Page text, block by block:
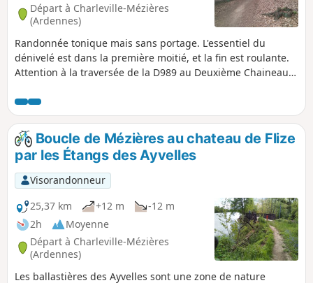
Départ à Charleville-Mézières
(Ardennes)
Randonnée tonique mais sans portage. L'essentiel du
dénivelé est dans la première moitié, et la fin est roulante.
Attention à la traversée de la D989 au Deuxième Chaineau,
Boucle de Mézières au chateau de Flize
par les Étangs des Ayvelles
Visorandonneur
25,37 km
+12 m
-12 m
2h
Moyenne
Départ à Charleville-Mézières
(Ardennes)
Les ballastières des Ayvelles sont une zone de nature